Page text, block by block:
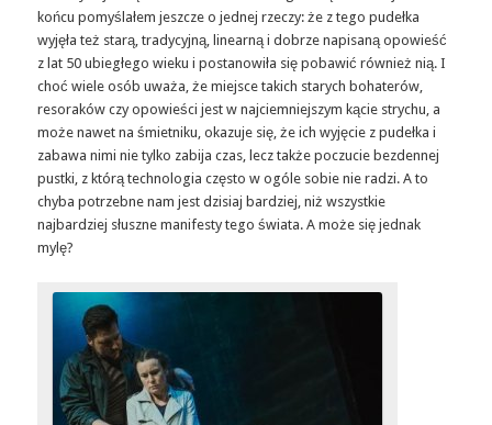
końcu pomyślałem jeszcze o jednej rzeczy: że z tego pudełka
wyjęła też starą, tradycyjną, linearną i dobrze napisaną opowieść
z lat 50 ubiegłego wieku i postanowiła się pobawić również nią. I
choć wiele osób uważa, że miejsce takich starych bohaterów,
resoraków czy opowieści jest w najciemniejszym kącie strychu, a
może nawet na śmietniku, okazuje się, że ich wyjęcie z pudełka i
zabawa nimi nie tylko zabija czas, lecz także poczucie bezdennej
pustki, z którą technologia często w ogóle sobie nie radzi. A to
chyba potrzebne nam jest dzisiaj bardziej, niż wszystkie
najbardziej słuszne manifesty tego świata. A może się jednak
mylę?